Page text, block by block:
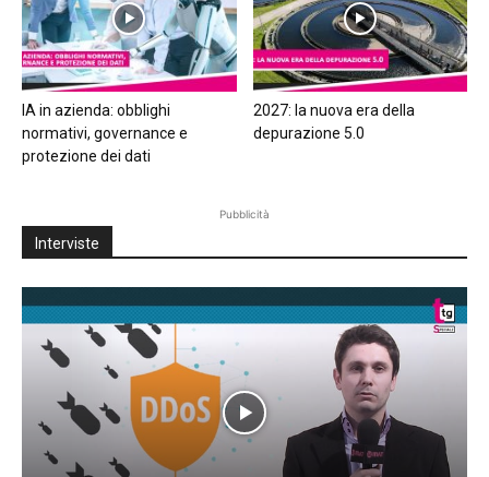
IA in azienda: obblighi
normativi, governance e
protezione dei dati
2027: la nuova era della
depurazione 5.0
Pubblicità
Interviste